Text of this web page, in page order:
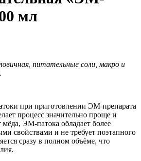
мл
питательные соли, макро и
при приготовлении ЭМ-препарата
процесс значительно проще и
мёда, ЭМ-патока обладает более
свойствами и не требует поэтапного
сразу в полном объёме, что